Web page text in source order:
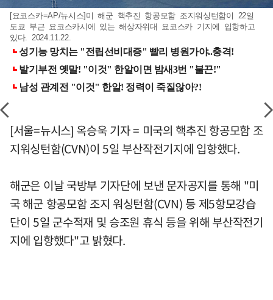
[요코스카=AP/뉴시스]미 해군 핵추진 항공모함 조지워싱턴함이 22일
도쿄 부근 요코스카시에 있는 해상자위대 요코스카 기지에 입항하고
있다. 2024.11.22.
[서울=뉴시스] 옥승욱 기자 = 미국의 핵추진 항공모함 조
지워싱턴함(CVN)이 5일 부산작전기지에 입항했다.
해군은 이날 국방부 기자단에 보낸 문자공지를 통해 "미
국 해군 항공모함 조지 워싱턴함(CVN) 등 제5항모강습
단이 5일 군수적재 및 승조원 휴식 등을 위해 부산작전기
지에 입항했다"고 밝혔다.